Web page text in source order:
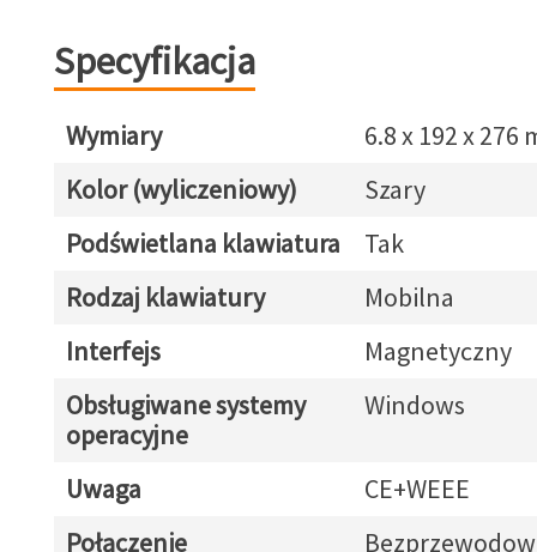
Specyfikacja
Wymiary
6.8 x 192 x 276
Kolor (wyliczeniowy)
Szary
Podświetlana klawiatura
Tak
Rodzaj klawiatury
Mobilna
Interfejs
Magnetyczny
Obsługiwane systemy
operacyjne
Windows
Uwaga
CE+WEEE
Połączenie